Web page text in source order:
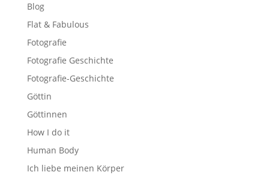
Blog
Flat & Fabulous
Fotografie
Fotografie Geschichte
Fotografie-Geschichte
Göttin
Göttinnen
How I do it
Human Body
Ich liebe meinen Körper